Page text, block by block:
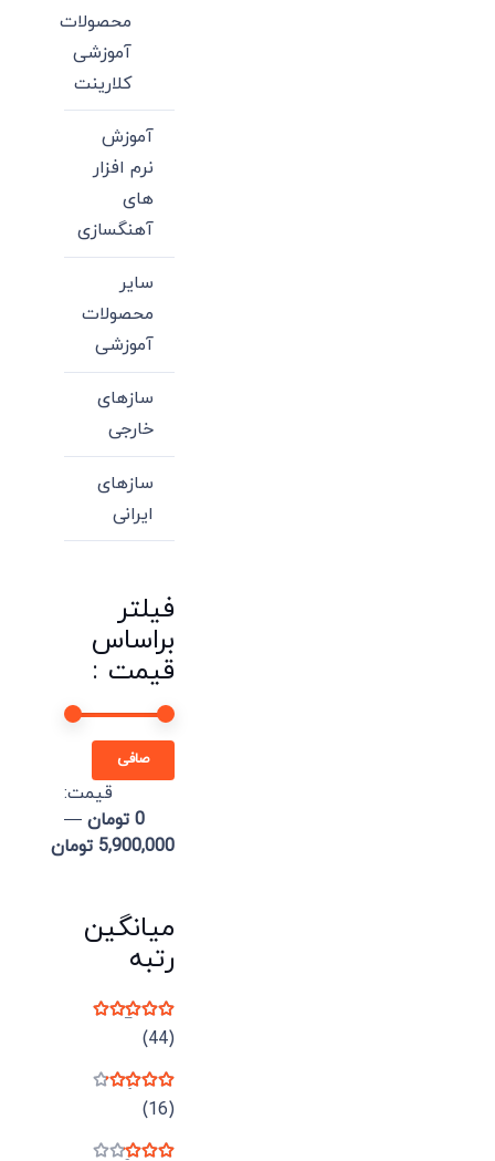
محصولات
آموزشی
کلارینت
آموزش
نرم افزار
های
آهنگسازی
سایر
محصولات
آموزشی
سازهای
خارجی
سازهای
ایرانی
فیلتر
براساس
قیمت :
صافی
قيمت:
0 تومان
—
5,900,000 تومان
میانگین
رتبه
نمره
(44)
نمره(16)